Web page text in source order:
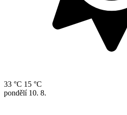
33 °C 15 °C
pondělí 10. 8.